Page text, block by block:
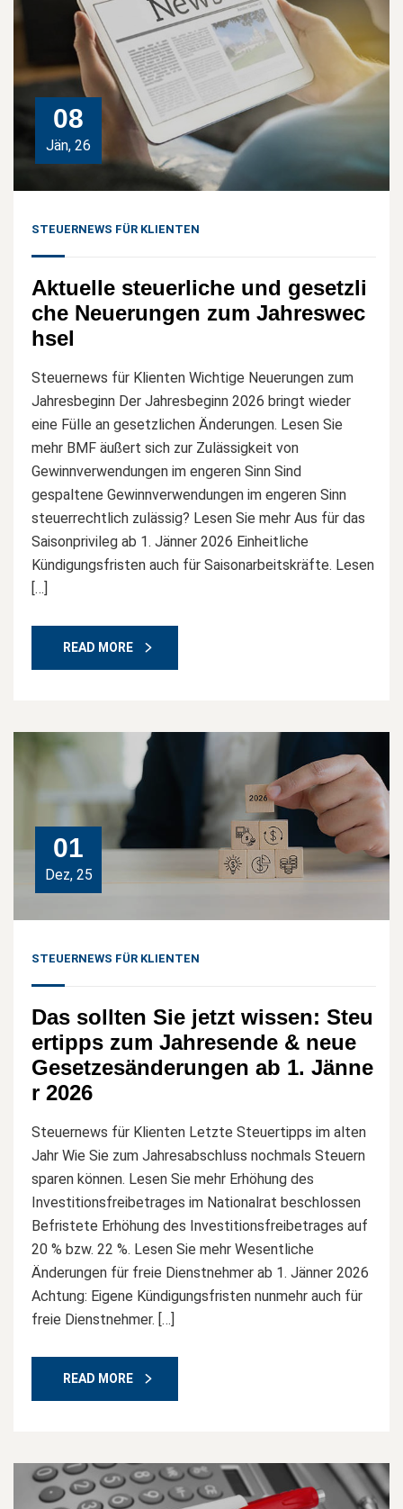
08
Jän, 26
STEUERNEWS FÜR KLIENTEN
Aktuelle steuerliche und gesetzli
che Neuerungen zum Jahreswec
hsel
Steuernews für Klienten Wichtige Neuerungen zum
Jahresbeginn Der Jahresbeginn 2026 bringt wieder
eine Fülle an gesetzlichen Änderungen. Lesen Sie
mehr BMF äußert sich zur Zulässigkeit von
Gewinnverwendungen im engeren Sinn Sind
gespaltene Gewinnverwendungen im engeren Sinn
steuerrechtlich zulässig? Lesen Sie mehr Aus für das
Saisonprivileg ab 1. Jänner 2026 Einheitliche
Kündigungsfristen auch für Saisonarbeitskräfte. Lesen
[…]
READ MORE
01
Dez, 25
STEUERNEWS FÜR KLIENTEN
Das sollten Sie jetzt wissen: Steu
ertipps zum Jahresende & neue
Gesetzesänderungen ab 1. Jänne
r 2026
Steuernews für Klienten Letzte Steuertipps im alten
Jahr Wie Sie zum Jahresabschluss nochmals Steuern
sparen können. Lesen Sie mehr Erhöhung des
Investitionsfreibetrages im Nationalrat beschlossen
Befristete Erhöhung des Investitionsfreibetrages auf
20 % bzw. 22 %. Lesen Sie mehr Wesentliche
Änderungen für freie Dienstnehmer ab 1. Jänner 2026
Achtung: Eigene Kündigungsfristen nunmehr auch für
freie Dienstnehmer. […]
READ MORE